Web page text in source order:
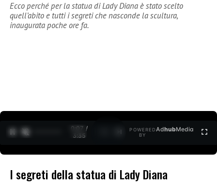
Ecco perché per la statua di Lady Diana è stato scelto
quell’abito e tutti i segreti che nasconde la scultura,
inaugurata poche ore fa.
0:07 /
3:35
POWERED
BY
AdhubMedia
I segreti della statua di Lady Diana